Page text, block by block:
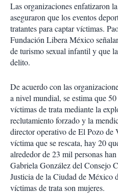
Las organizaciones enfatizaron
aseguraron que los eventos
tratantes para captar víctimas.
Fundación Libera México
de turismo sexual infantil y que
delito.
De acuerdo con las
a nivel mundial, se estima que
víctimas de trata mediante la
reclutamiento forzado y la
director operativo de El Pozo de
víctima que se rescata, hay 20
alrededor de 23 mil personas
Gabriela González del Consejo
Justicia de la Ciudad de México
víctimas de trata son mujeres.